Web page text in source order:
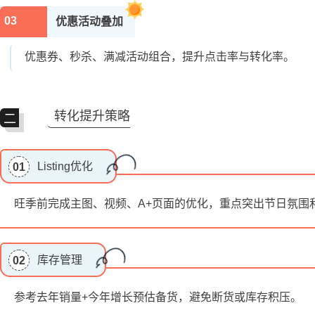
03 优惠活动叠加
优惠券、秒杀、满减活动组合，提升点击率与转化率。
二 转化提升策略
01 Listing优化
旺季前完成主图、视频、A+页面的优化，重点突出节日氛围
02 库存管理
参考去年销量+今年增长预估备货，避免断货或库存积压。